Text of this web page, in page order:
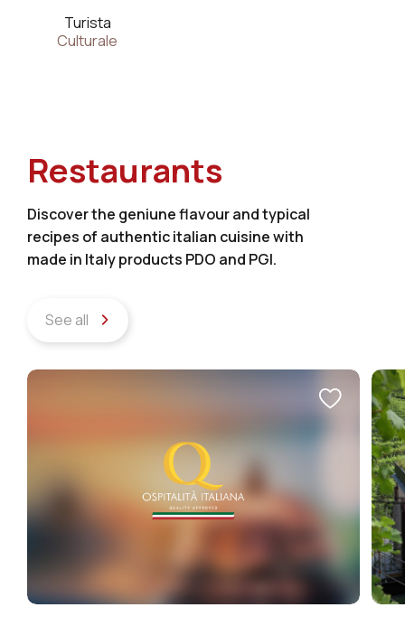
Turista
Culturale
Restaurants
Discover the geniune flavour and typical
recipes of authentic italian cuisine with
made in Italy products PDO and PGI.
See all